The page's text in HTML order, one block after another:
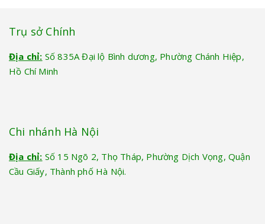
Trụ sở Chính
Địa chỉ: Số 835A Đại lộ Bình dương, Phường Chánh Hiệp,
Hồ Chí Minh
Chi nhánh Hà Nội
Địa chỉ: Số 15 Ngõ 2, Thọ Tháp, Phường Dịch Vọng, Quận
Cầu Giấy, Thành phố Hà Nội.